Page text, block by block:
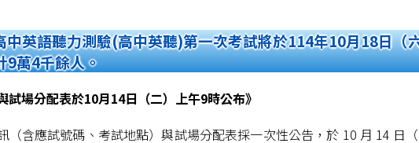
中英語聽力測驗(高中英聽)第一次考試將於114年10月18日（
9萬4千餘人。
試場分配表於10月14日（二）上午9時公布》
（含應試號碼、考試地點）與試場分配表採一次性公告，於 10 月 14 日